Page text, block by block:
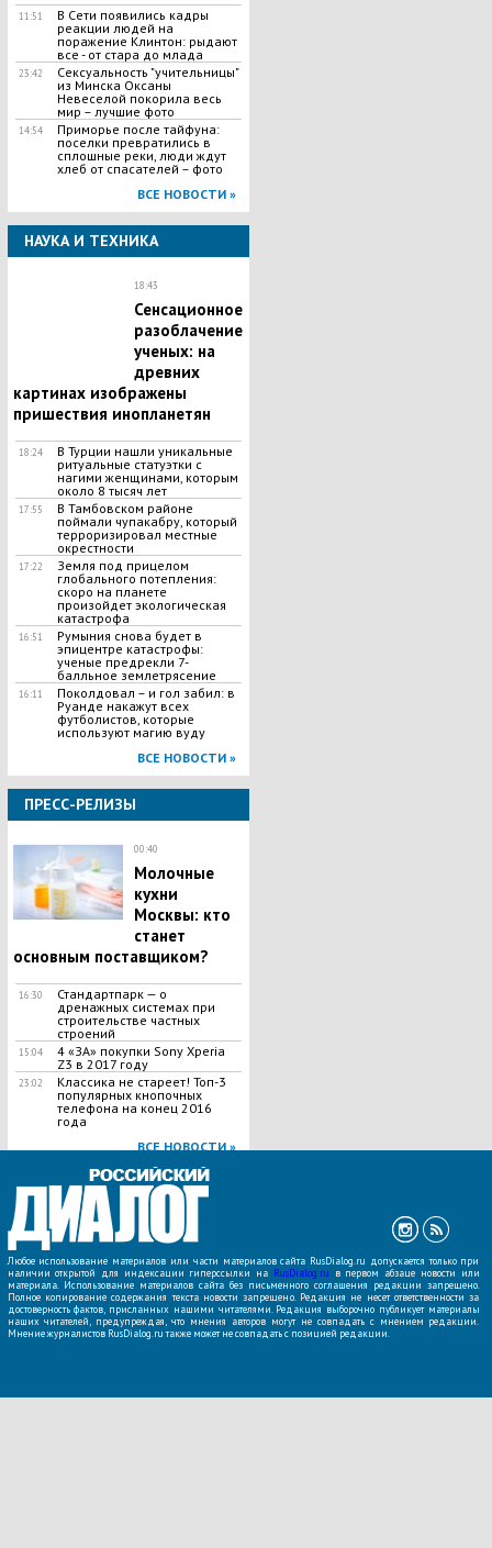
11:51
В Сети появились кадры
реакции людей на
поражение Клинтон: рыдают
все - от стара до млада
23:42
Сексуальность "учительницы"
из Минска Оксаны
Невеселой покорила весь
мир – лучшие фото
14:54
Приморье после тайфуна:
поселки превратились в
сплошные реки, люди ждут
хлеб от спасателей – фото
ВСЕ НОВОСТИ »
НАУКА И ТЕХНИКА
18:43
Сенсационное
разоблачение
ученых: на
древних
картинах изображены
пришествия инопланетян
18:24
В Турции нашли уникальные
ритуальные статуэтки с
нагими женщинами, которым
около 8 тысяч лет
17:55
В Тамбовском районе
поймали чупакабру, который
терроризировал местные
окрестности
17:22
Земля под прицелом
глобального потепления:
скоро на планете
произойдет экологическая
катастрофа
16:51
Румыния снова будет в
эпицентре катастрофы:
ученые предрекли 7-
балльное землетрясение
16:11
Поколдовал – и гол забил: в
Руанде накажут всех
футболистов, которые
используют магию вуду
ВСЕ НОВОСТИ »
ПРЕСС-РЕЛИЗЫ
00:40
Молочные
кухни
Москвы: кто
станет
основным поставщиком?
16:30
Стандартпарк — о
дренажных системах при
строительстве частных
строений
15:04
4 «ЗА» покупки Sony Xperia
Z3 в 2017 году
23:02
Классика не стареет! Топ-3
популярных кнопочных
телефона на конец 2016
года
ВСЕ НОВОСТИ »
Любое использование материалов или части материалов сайта RusDialog.ru допускается только при
наличии открытой для индексации гиперссылки на RusDialog.ru в первом абзаце новости или
материала. Использование материалов сайта без письменного соглашения редакции запрещено.
Полное копирование содержания текста новости запрещено. Редакция не несет ответственности за
достоверность фактов, присланных нашими читателями. Редакция выборочно публикует материалы
наших читателей, предупреждая, что мнения авторов могут не совпадать с мнением редакции.
Мнение журналистов RusDialog.ru также может не совпадать с позицией редакции.